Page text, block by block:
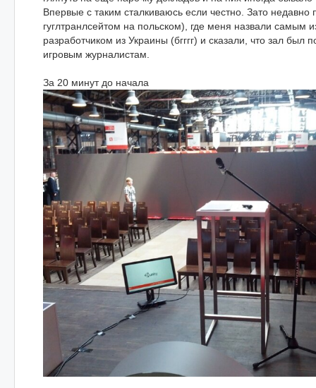
Впервые с таким сталкиваюсь если честно. Зато недавно
гуглтранлсейтом на польском), где меня назвали самым
разработчиком из Украины (бгггг) и сказали, что зал был
игровым журналистам.
За 20 минут до начала